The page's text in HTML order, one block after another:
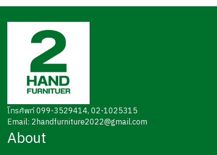
โทรศัพท์ 099-3529414, 02-1025315
Email: 2handfurniture2022@gmail.com
About